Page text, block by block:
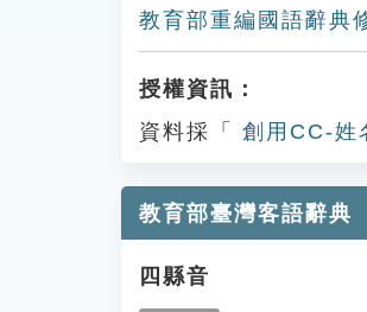
教育部重編國語辭典
授權資訊：
資料採「
創用CC-姓
教育部臺灣客語辭典
四縣音